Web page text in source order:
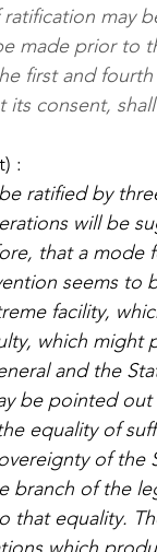
may
made prior to
first and
consent,
:
ratified by
will be
that a
seems to
facility,
which might
and the
be pointed
equality of
of
branch of the
that equality.